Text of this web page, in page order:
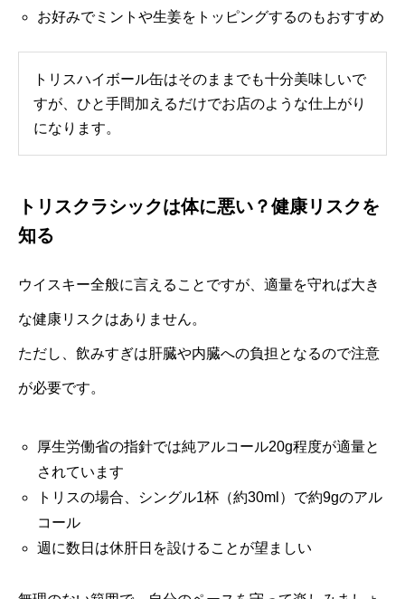
お好みでミントや生姜をトッピングするのもおすすめ
トリスハイボール缶はそのままでも十分美味しいで
すが、ひと手間加えるだけでお店のような仕上がり
になります。
トリスクラシックは体に悪い？健康リスクを
知る
ウイスキー全般に言えることですが、適量を守れば大き
な健康リスクはありません。
ただし、飲みすぎは肝臓や内臓への負担となるので注意
が必要です。
厚生労働省の指針では純アルコール20g程度が適量と
されています
トリスの場合、シングル1杯（約30ml）で約9gのアル
コール
週に数日は休肝日を設けることが望ましい